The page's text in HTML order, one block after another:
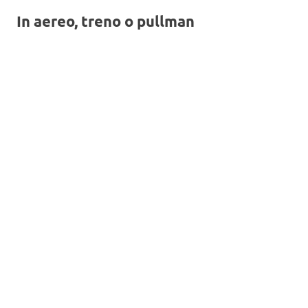
In aereo, treno o pullman